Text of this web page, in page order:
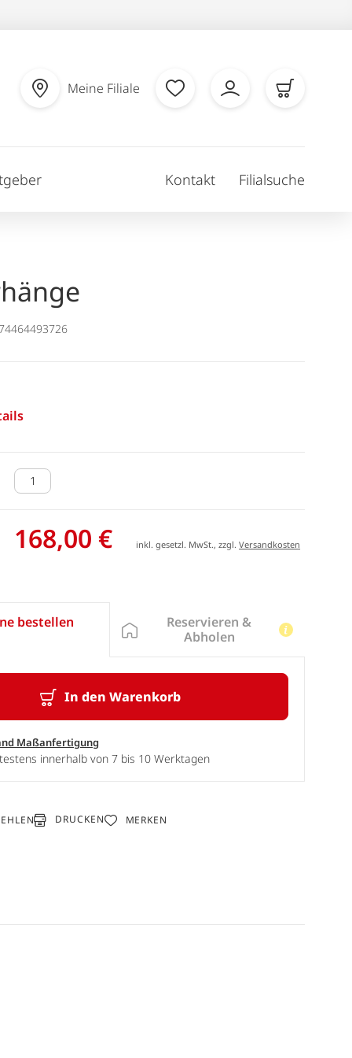
Meine Filiale
Kontakt Filialsuche
168,00 € inkl. gesetzl. MwSt., zzgl.Versandkosten
bestellen
In den Warenkorb
Maßanfertigung
innerhalb von 7 bis 10 Werktagen
Reservieren &
Abholen
DRUCKEN MERKEN